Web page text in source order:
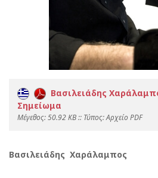
Βασιλειάδης
Σημείωμα
Mέγεθος: 50.92 KB :: Τύπος: Αρχείο PDF
Βασιλειάδης Χαράλαμπος